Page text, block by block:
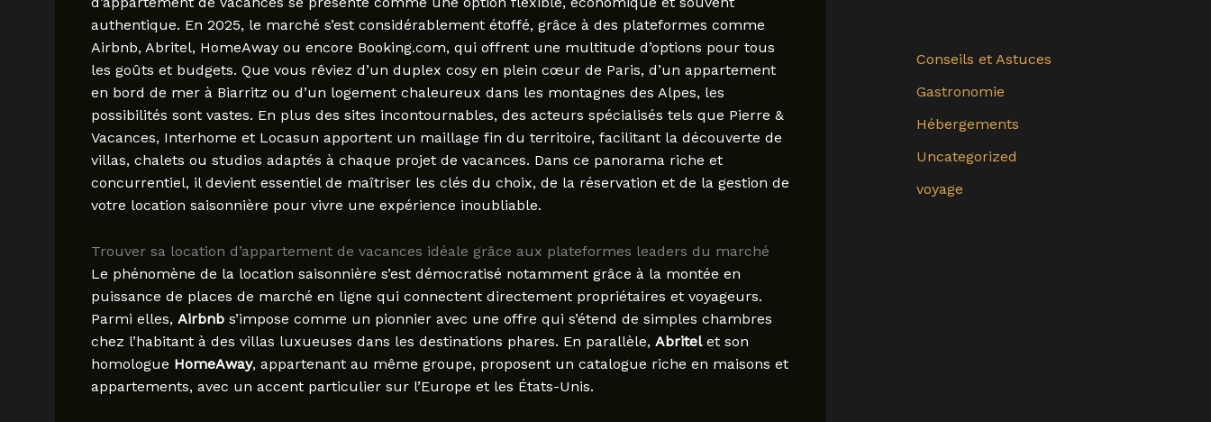
authentique. En 2025, le marché s’est considérablement étoffé, grâce à des plateformes comme
Airbnb, Abritel, HomeAway ou encore Booking.com, qui offrent une multitude d’options pour tous
les goûts et budgets. Que vous rêviez d’un duplex cosy en plein cœur de Paris, d’un appartement
en bord de mer à Biarritz ou d’un logement chaleureux dans les montagnes des Alpes, les
possibilités sont vastes. En plus des sites incontournables, des acteurs spécialisés tels que Pierre &
Vacances, Interhome et Locasun apportent un maillage fin du territoire, facilitant la découverte de
villas, chalets ou studios adaptés à chaque projet de vacances. Dans ce panorama riche et
concurrentiel, il devient essentiel de maîtriser les clés du choix, de la réservation et de la gestion de
votre location saisonnière pour vivre une expérience inoubliable.
Trouver sa location d’appartement de vacances idéale grâce aux plateformes leaders du marché
Le phénomène de la location saisonnière s’est démocratisé notamment grâce à la montée en
puissance de places de marché en ligne qui connectent directement propriétaires et voyageurs.
Parmi elles, Airbnbs’impose comme un pionnier avec une offre qui s’étend de simples chambres
chez l’habitant à des villas luxueuses dans les destinations phares. En parallèle, Abritelet son
homologue HomeAway, appartenant au même groupe, proposent un catalogue riche en maisons et
appartements, avec un accent particulier sur l’Europe et les États-Unis.
Conseils et Astuces
Gastronomie
Hébergements
Uncategorized
voyage